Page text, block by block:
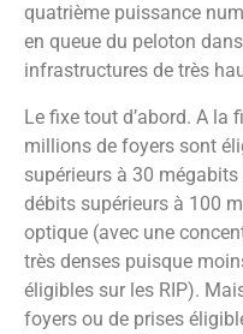
quatrième puissance
en queue du peloton
infrastructures de très
Le fixe tout d’abord. A la
millions de foyers sont
supérieurs à 30
débits supérieurs à 100
optique (avec une
très denses puisque
éligibles sur les RIP).
foyers ou de prises